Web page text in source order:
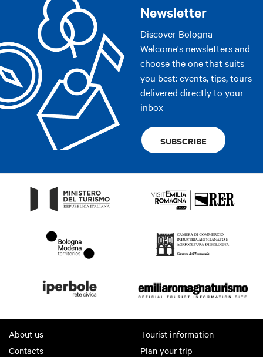
Newsletter
Discover Bologna
Welcome's newsletters and
choose the one that suits
you best: events, tips, tours
delivered directly to your
inbox
SUBSCRIBE
About us
Contacts
Tourist information
Plan your trip